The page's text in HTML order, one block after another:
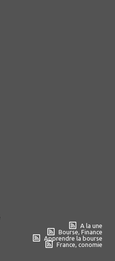
A la une
Bourse, Finance
Apprendre la bourse
France, conomie